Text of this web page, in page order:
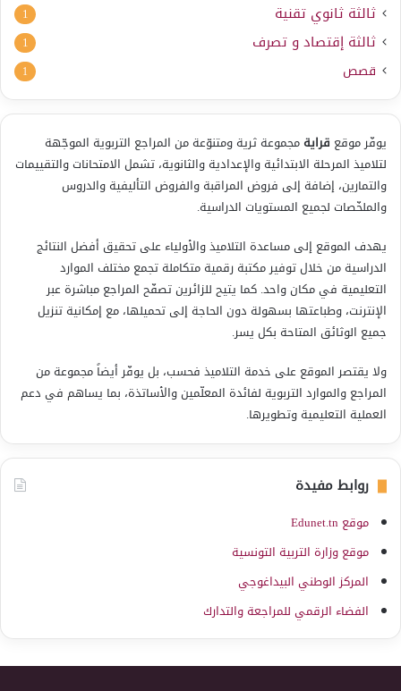
ثالثة ثانوي تقنية 1
ثالثة إقتصاد و تصرف 1
قصص 1
يوفّر موقع قرايةمجموعة ثرية ومتنوّعة من المراجع التربوية الموجّهة
لتلاميذ المرحلة الابتدائية والإعدادية والثانوية، تشمل الامتحانات والتقييمات
والتمارين، إضافة إلى فروض المراقبة والفروض التأليفية والدروس
والملخّصات لجميع المستويات الدراسية.
يهدف الموقع إلى مساعدة التلاميذ والأولياء على تحقيق أفضل النتائج
الدراسية من خلال توفير مكتبة رقمية متكاملة تجمع مختلف الموارد
التعليمية في مكان واحد. كما يتيح للزائرين تصفّح المراجع مباشرة عبر
الإنترنت، وطباعتها بسهولة دون الحاجة إلى تحميلها، مع إمكانية تنزيل
جميع الوثائق المتاحة بكل يسر.
ولا يقتصر الموقع على خدمة التلاميذ فحسب، بل يوفّر أيضاً مجموعة من
المراجع والموارد التربوية لفائدة المعلّمين والأساتذة، بما يساهم في دعم
العملية التعليمية وتطويرها.
روابط مفيدة
موقع Edunet.tn
موقع وزارة التربية التونسية
المركز الوطني البيداغوجي
الفضاء الرقمي للمراجعة والتدارك